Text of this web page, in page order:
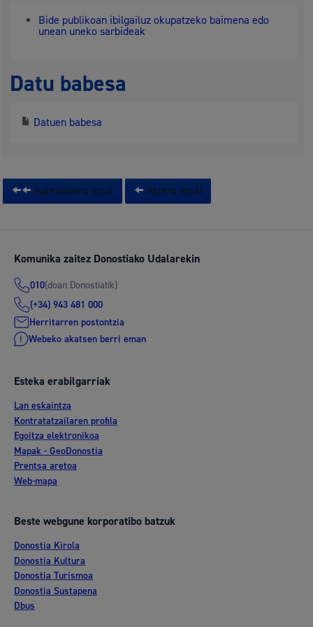
Bide publikoan ibilgailuz okupatzeko baimena edo
unean uneko sarbideak
Datu babesa
Datuen babesa
Aurkibidera itzuli Atzera itzuli
Komunika zaitez Donostiako Udalarekin
010(doan Donostiatik)
(+34) 943 481 000
Herritarren postontzia
Webeko akatsen berri eman
Esteka erabilgarriak
Lan eskaintza
Kontratatzailaren profila
Egoitza elektronikoa
Mapak - GeoDonostia
Prentsa aretoa
Web-mapa
Beste webgune korporatibo batzuk
Donostia Kirola
Donostia Kultura
Donostia Turismoa
Donostia Sustapena
Dbus